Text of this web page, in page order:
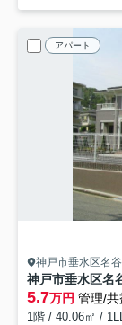
アパート
神戸市垂水区名
神戸市垂水区名
5.7万円 管理/共
1階 / 40.06㎡ /